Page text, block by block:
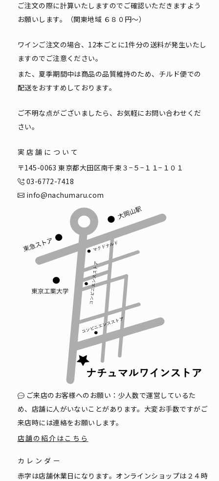
ご注文の際に計算いたしますのでご確認いただきますよう
お願いします。（関東地域 ６８０円〜）
ワインご注文の場合、12本ごとに1件分の送料が発生いたし
ますのでご注意ください。
また、夏季期間中は商品の品質維持のため、チルド便での
配送をおすすめしております。
ご不明な点がございましたら、お気軽にお問い合わせくだ
さい。
実店舗について
〒145-0063 東京都大田区南千束３−５−１１−１０１
03-6772-7418
info@nachumaru.com
ご来店のお客様へのお願い：少人数で運営しているた
め、店舗に人がいないことがあります。大変お手数ですがご
来店時には連絡をお願いします。
店舗の紹介はこちら
カレンダー
赤字は店舗休業日になります。オンラインショップは２４時